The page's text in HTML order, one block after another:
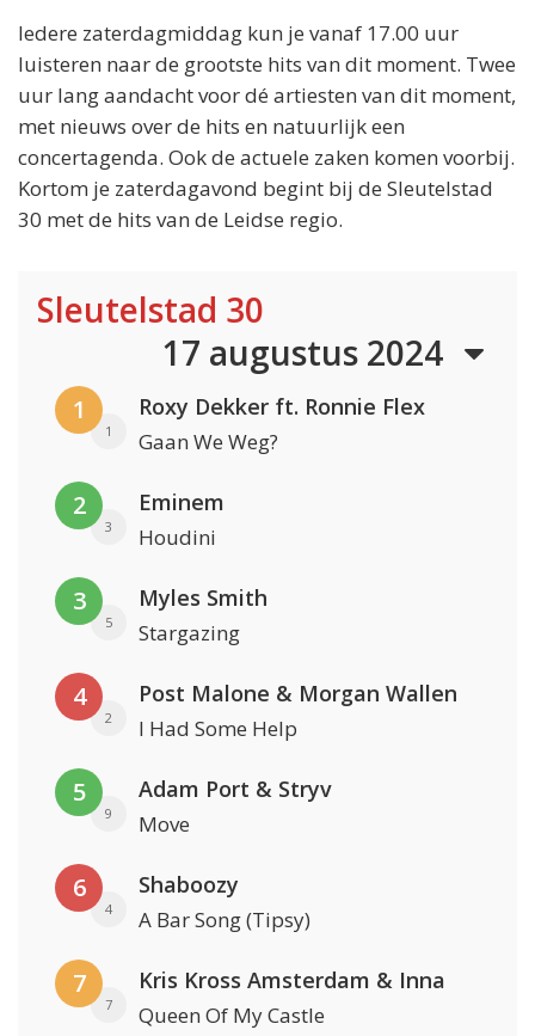
Iedere zaterdagmiddag kun je vanaf 17.00 uur
luisteren naar de grootste hits van dit moment. Twee
uur lang aandacht voor dé artiesten van dit moment,
met nieuws over de hits en natuurlijk een
concertagenda. Ook de actuele zaken komen voorbij.
Kortom je zaterdagavond begint bij de Sleutelstad
30 met de hits van de Leidse regio.
Sleutelstad 30
17 augustus 2024
1
1
Roxy Dekker ft. Ronnie Flex
Gaan We Weg?
2
3
Eminem
Houdini
3
5
Myles Smith
Stargazing
4
2
Post Malone & Morgan Wallen
I Had Some Help
5
9
Adam Port & Stryv
Move
6
4
Shaboozy
A Bar Song (Tipsy)
7
7
Kris Kross Amsterdam & Inna
Queen Of My Castle